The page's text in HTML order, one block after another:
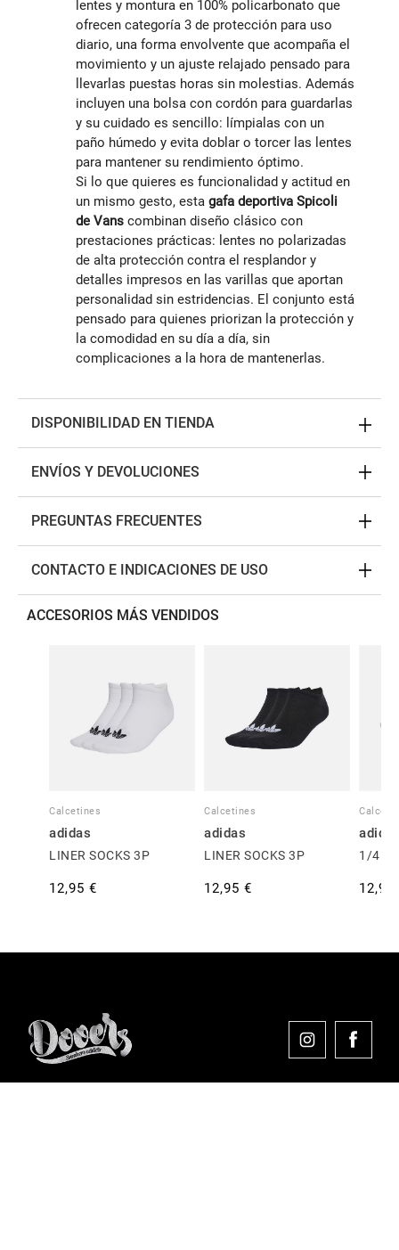
lentes y montura en 100% policarbonato que
ofrecen categoría 3 de protección para uso
diario, una forma envolvente que acompaña el
movimiento y un ajuste relajado pensado para
llevarlas puestas horas sin molestias. Además
incluyen una bolsa con cordón para guardarlas
y su cuidado es sencillo: límpialas con un
paño húmedo y evita doblar o torcer las lentes
para mantener su rendimiento óptimo.
Si lo que quieres es funcionalidad y actitud en
un mismo gesto, esta gafa deportiva Spicoli
de Vans combinan diseño clásico con
prestaciones prácticas: lentes no polarizadas
de alta protección contra el resplandor y
detalles impresos en las varillas que aportan
personalidad sin estridencias. El conjunto está
pensado para quienes priorizan la protección y
la comodidad en su día a día, sin
complicaciones a la hora de mantenerlas.
DISPONIBILIDAD EN TIENDA
ENVÍOS Y DEVOLUCIONES
PREGUNTAS FRECUENTES
CONTACTO E INDICACIONES DE USO
ACCESORIOS MÁS VENDIDOS
Calcetines
adidas
LINER SOCKS 3P
12,95 €
Calcetines
adidas
LINER SOCKS 3P
12,95 €
1/4
12,95